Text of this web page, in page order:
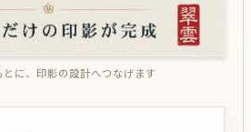
に、印影の設計へつなげます